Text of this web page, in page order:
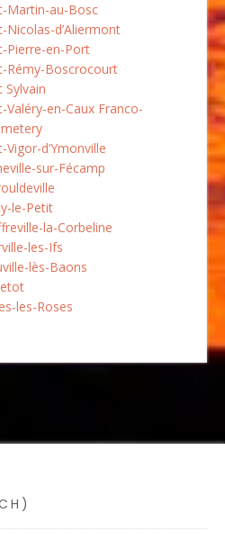
Martin-au-Bosc
Nicolas-d’Aliermont
Pierre-en-Port
Rémy-Boscrocourt
Sylvain
Valéry-en-Caux Franco-
Vigor-d’Ymonville
sur-Fécamp
le-Petit
la-Corbeline
les-Ifs
lès-Baons
les-Roses